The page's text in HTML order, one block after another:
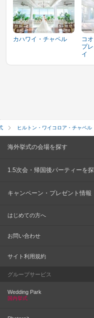
カハワイ・チャペル
コ
プ
イ
ヒルトン・ワイコロア・チャペル
海外挙式の会場を探す
1.5次会・帰国後パーティーを
キャンペーン・プレゼント情報
はじめての方へ
お問い合わせ
サイト利用規約
グループサービス
Wedding Park
国内挙式